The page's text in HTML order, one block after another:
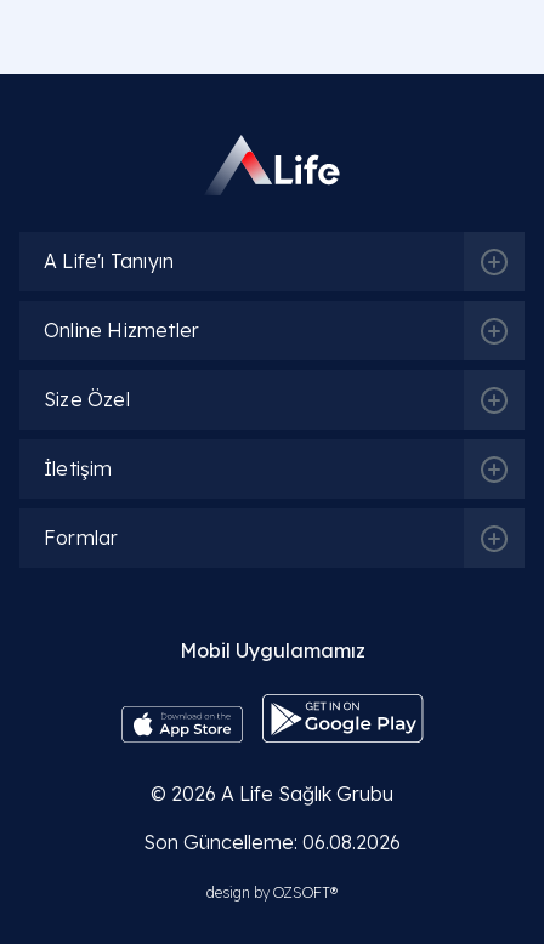
A Life'ı Tanıyın
Online Hizmetler
Size Özel
İletişim
Formlar
Mobil Uygulamamız
© 2026 A Life Sağlık Grubu
Son Güncelleme: 06.08.2026
design by OZSOFT®